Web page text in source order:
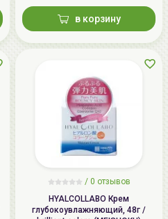
в корзину
/ 0 отзывов
HYALCOLLABO Крем
глубокоувлажняющий, 48г /